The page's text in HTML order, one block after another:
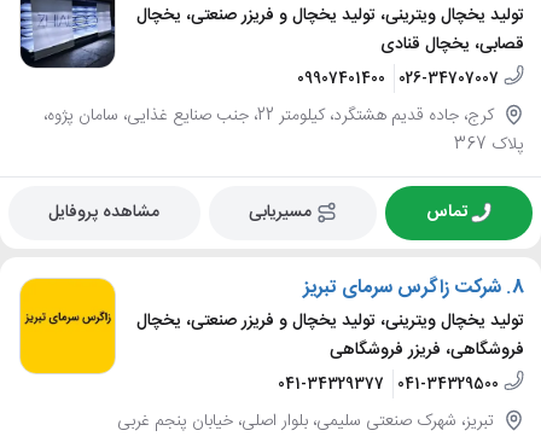
تولید یخچال ویترینی، تولید یخچال و فریزر صنعتی، یخچال
قصابی، یخچال قنادی
026-34707007
09907401400
کرج، جاده قدیم هشتگرد، کیلومتر 22، جنب صنایع غذایی، سامان پژوه،
پلاک 367
تماس مسیریابی مشاهده پروفایل
8. شرکت زاگرس سرمای تبریز
تولید یخچال ویترینی، تولید یخچال و فریزر صنعتی، یخچال
فروشگاهی، فریزر فروشگاهی
041-34329500
041-34329377
تبریز، شهرک صنعتی سلیمی، بلوار اصلی، خیابان پنجم غربی